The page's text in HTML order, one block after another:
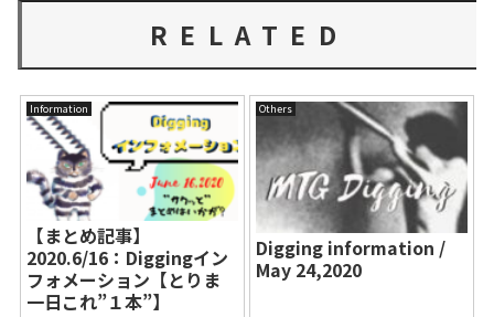
RELATED
Information
【まとめ記事】
2020.6/16：Diggingイン
フォメーション【とりま
一日これ”１本”】
Others
Digging information /
May 24,2020